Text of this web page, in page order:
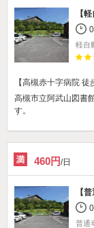
【
軽自
【高槻赤十字病院 徒
高槻市立阿武山図書
す。
460円/日
【
普通